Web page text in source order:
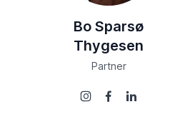
Bo Sparsø
Thygesen
Partner